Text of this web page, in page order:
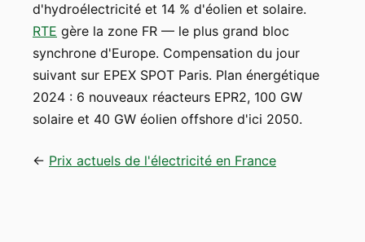
d'hydroélectricité et 14 % d'éolien et solaire.
RTE gère la zone FR — le plus grand bloc
synchrone d'Europe. Compensation du jour
suivant sur EPEX SPOT Paris. Plan énergétique
2024 : 6 nouveaux réacteurs EPR2, 100 GW
solaire et 40 GW éolien offshore d'ici 2050.
← Prix actuels de l'électricité en France